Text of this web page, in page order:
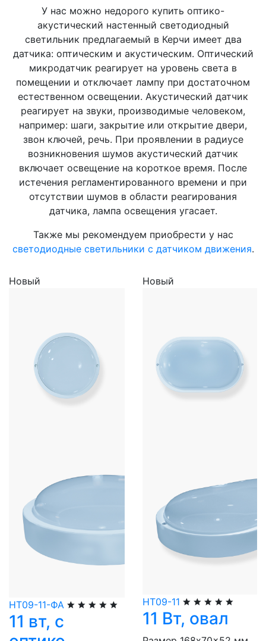
У нас можно недорого купить оптико-
акустический настенный светодиодный
светильник предлагаемый в Керчи имеет два
датчика: оптическим и акустическим. Оптический
микродатчик реагирует на уровень света в
помещении и отключает лампу при достаточном
естественном освещении. Акустический датчик
реагирует на звуки, производимые человеком,
например: шаги, закрытие или открытие двери,
звон ключей, речь. При проявлении в радиусе
возникновения шумов акустический датчик
включает освещение на короткое время. После
истечения регламентированного времени и при
отсутствии шумов в области реагирования
датчика, лампа освещения угасает.
Также мы рекомендуем приобрести у нас
светодиодные светильники с датчиком движения.
Новый
НТ09-11-ФА
11 вт, с
Новый
НТ09-11
11 Вт, овал